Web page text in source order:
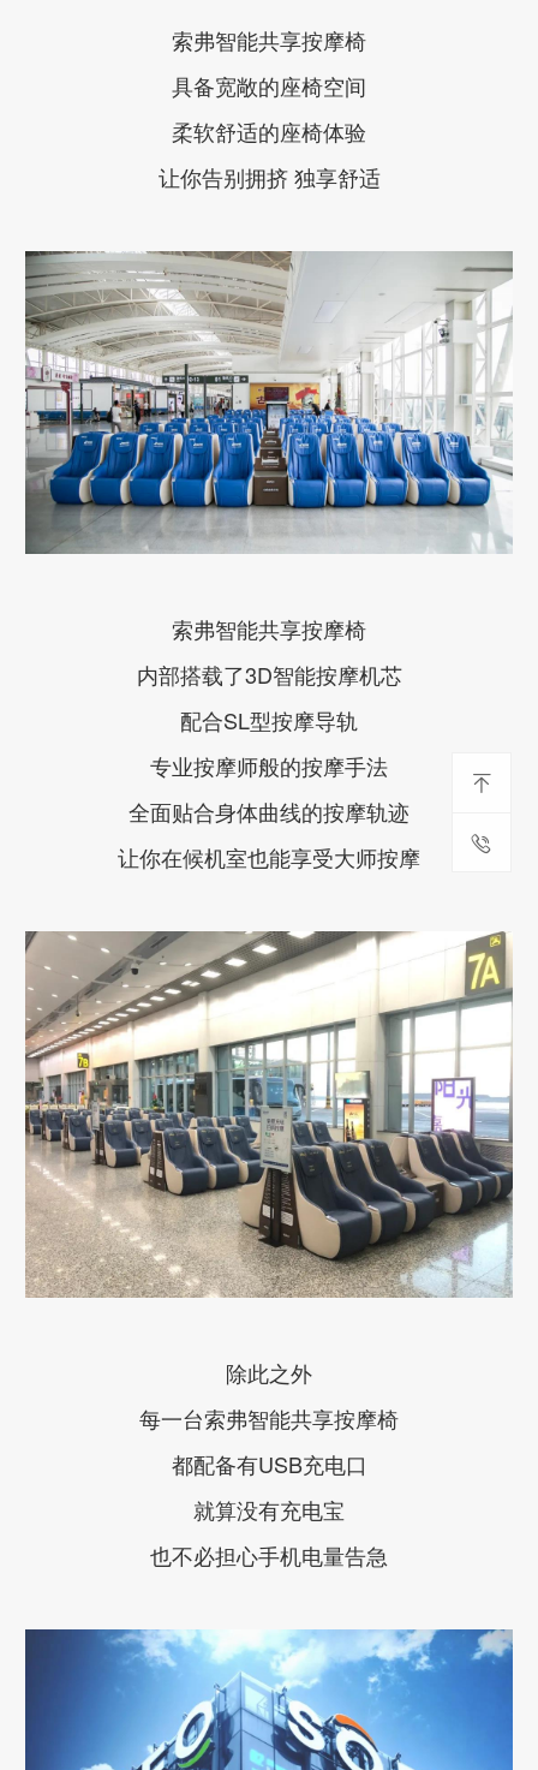
索弗智能共享按摩椅
具备宽敞的座椅空间
柔软舒适的座椅体验
让你告别拥挤 独享舒适
索弗智能共享按摩椅
内部搭载了3D智能按摩机芯
配合SL型按摩导轨
专业按摩师般的按摩手法
全面贴合身体曲线的按摩轨迹
让你在候机室也能享受大师按摩
除此之外
每一台索弗智能共享按摩椅
都配备有USB充电口
就算没有充电宝
也不必担心手机电量告急